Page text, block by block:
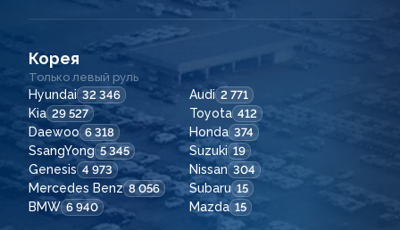
Корея
Только левый руль
Hyundai 32 346 Audi 2 771
Kia 29 527 Toyota 412
Daewoo 6 318 Honda 374
SsangYong 5 345 Suzuki 19
Genesis 4 973 Nissan 304
Mercedes Benz 8 056 Subaru 15
BMW 6 940 Mazda 15